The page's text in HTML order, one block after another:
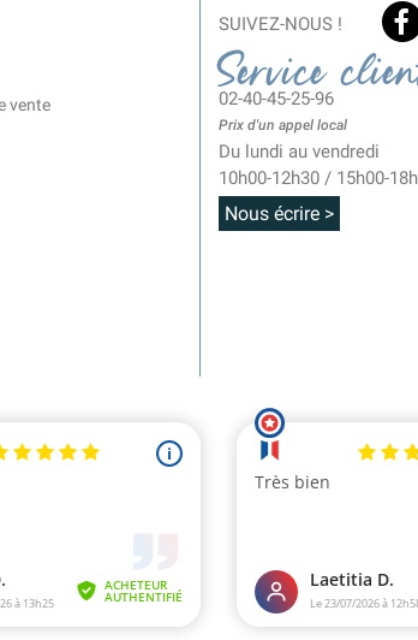
vente
SUIVEZ-NOUS !
Service
02-40-45-25-96
Prix d'un appel local
Du lundi au vendredi
10h00-12h30 / 15h00-
Nous écrire >